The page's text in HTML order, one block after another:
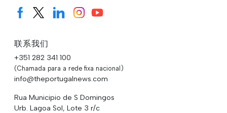
联系我们
+351 282 341 100
(Chamada para a rede fixa nacional)
info@theportugalnews.com
Rua Municipio de S Domingos
Urb. Lagoa Sol, Lote 3 r/c